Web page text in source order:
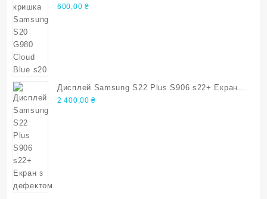
s20
600,00 ₴
Дисплей Samsung S22 Plus S906 s22+ Екран з
дефектом
2 400,00₴